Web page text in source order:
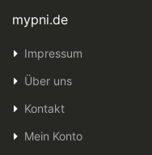
mypni.de
Impressum
Über uns
Kontakt
Mein Konto